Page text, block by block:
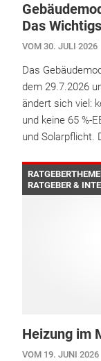
Das
VOM 30. JULI 2026
Das
dem 29.7.2026
ändert sich viel:
und keine 65 %-
und Solarpflicht.
RATGEBER &
Heizung im
VOM 19. JUNI 2026